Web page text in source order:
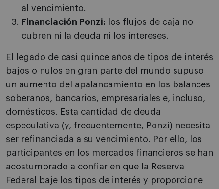
al vencimiento.
Financiación Ponzi: los flujos de caja no
cubren ni la deuda ni los intereses.
El legado de casi quince años de tipos de interés
bajos o nulos en gran parte del mundo supuso
un aumento del apalancamiento en los balances
soberanos, bancarios, empresariales e, incluso,
domésticos. Esta cantidad de deuda
especulativa (y, frecuentemente, Ponzi) necesita
ser refinanciada a su vencimiento. Por ello, los
participantes en los mercados financieros se han
acostumbrado a confiar en que la Reserva
Federal baje los tipos de interés y proporcione